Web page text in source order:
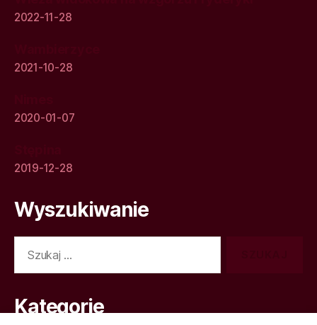
2022-11-28
2021-10-28
2020-01-07
2019-12-28
Wyszukiwanie
Kategorie